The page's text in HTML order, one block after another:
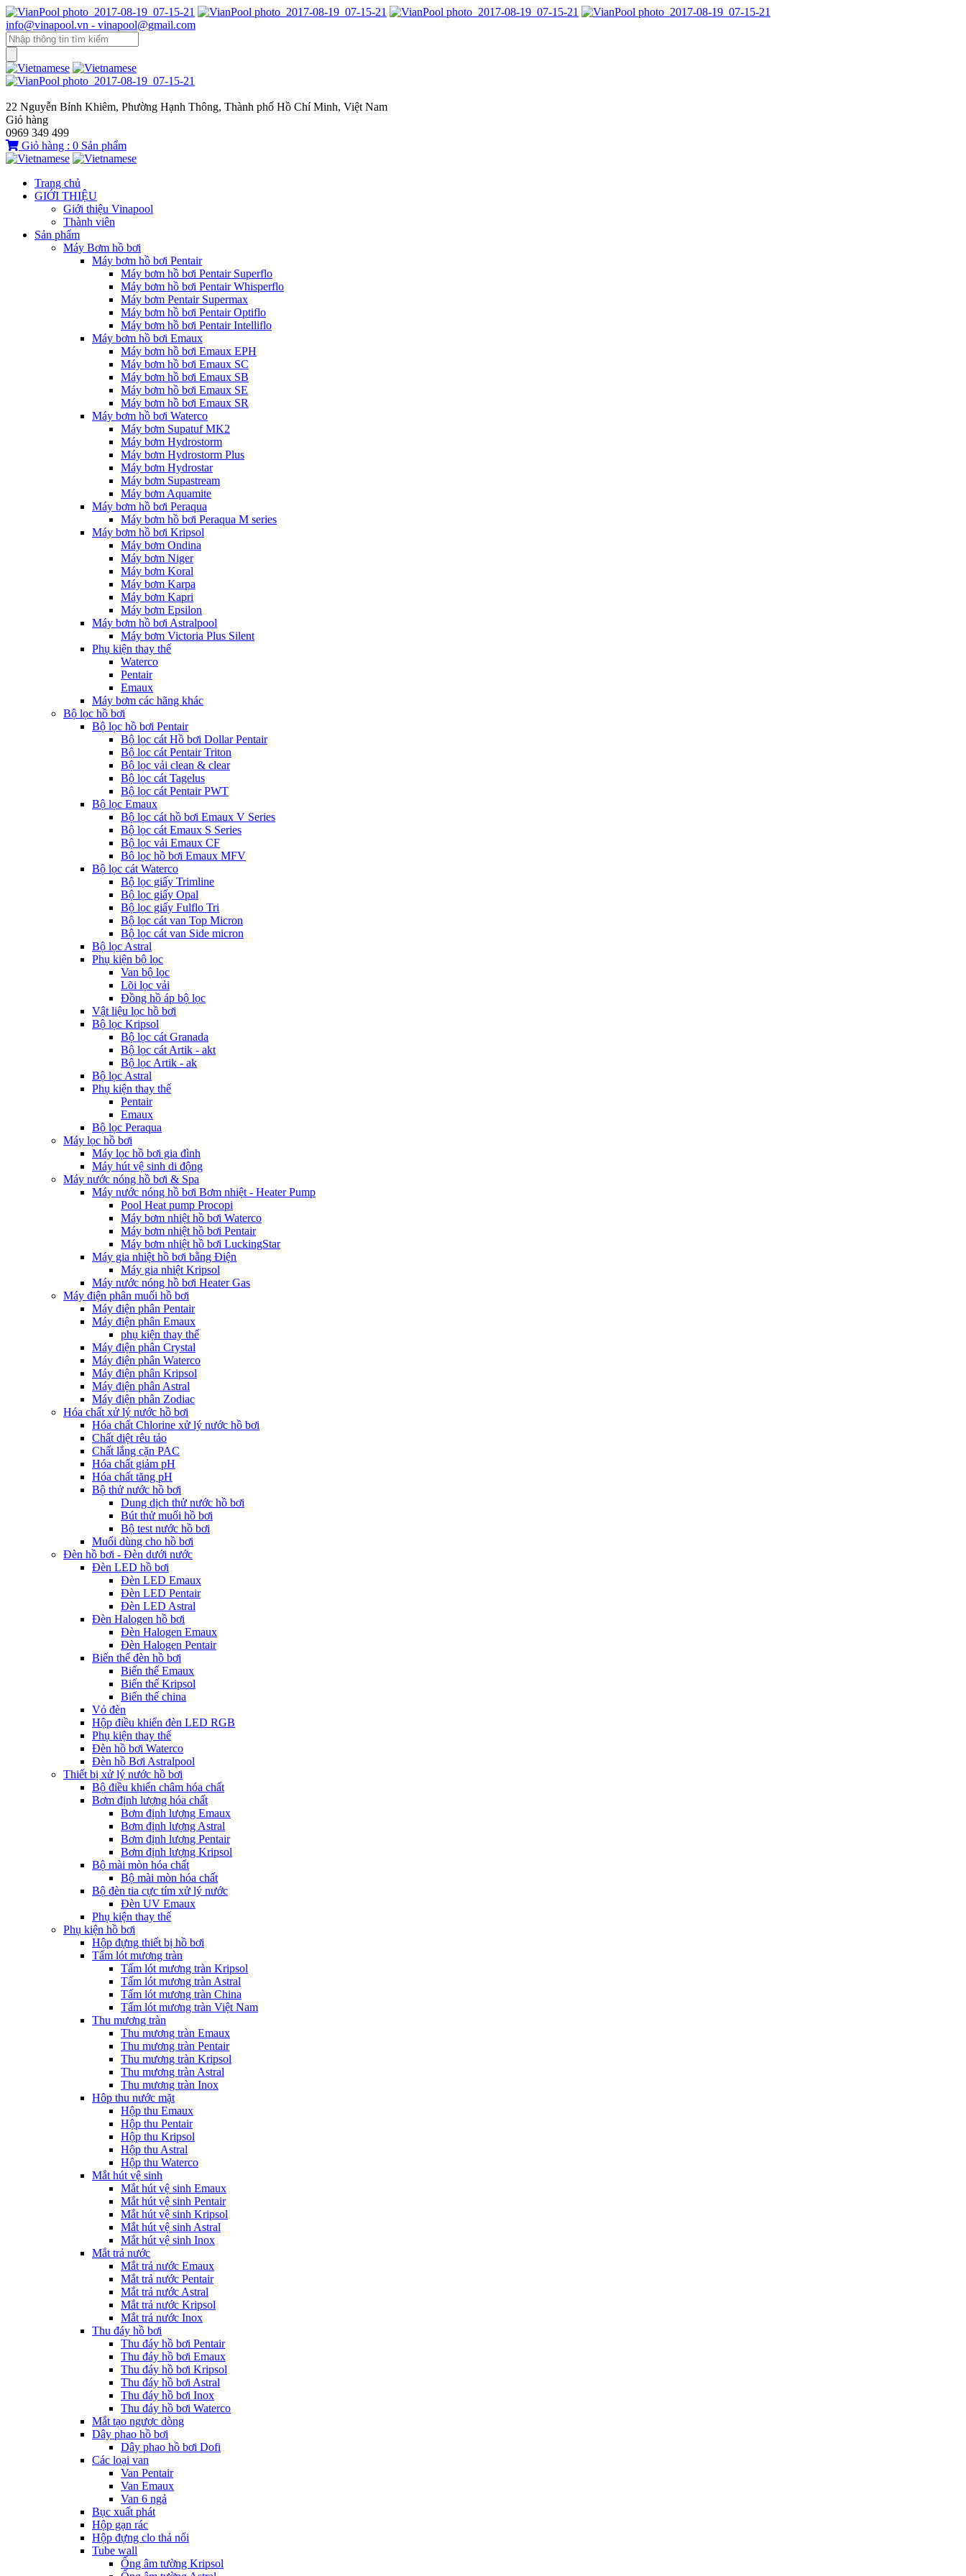
info@vinapool.vn - vinapool@gmail.com
22 Nguyễn Bỉnh Khiêm, Phường Hạnh Thông, Thành phố Hồ Chí Minh, Việt Nam
Giỏ hàng
0969 349 499
Giỏ hàng : 0 Sản phẩm
Trang chủ
GIỚI THIỆU
Giới thiệu Vinapool
Thành viên
Sản phẩm
Máy Bơm hồ bơi
Máy bơm hồ bơi Pentair
Máy bơm hồ bơi Pentair Superflo
Máy bơm hồ bơi Pentair Whisperflo
Máy bơm Pentair Supermax
Máy bơm hồ bơi Pentair Optiflo
Máy bơm hồ bơi Pentair Intelliflo
Máy bơm hồ bơi Emaux
Máy bơm hồ bơi Emaux EPH
Máy bơm hồ bơi Emaux SC
Máy bơm hồ bơi Emaux SB
Máy bơm hồ bơi Emaux SE
Máy bơm hồ bơi Emaux SR
Máy bơm hồ bơi Waterco
Máy bơm Supatuf MK2
Máy bơm Hydrostorm
Máy bơm Hydrostorm Plus
Máy bơm Hydrostar
Máy bơm Supastream
Máy bơm Aquamite
Máy bơm hồ bơi Peraqua
Máy bơm hồ bơi Peraqua M series
Máy bơm hồ bơi Kripsol
Máy bơm Ondina
Máy bơm Niger
Máy bơm Koral
Máy bơm Karpa
Máy bơm Kapri
Máy bơm Epsilon
Máy bơm hồ bơi Astralpool
Máy bơm Victoria Plus Silent
Phụ kiện thay thế
Waterco
Pentair
Emaux
Máy bơm các hãng khác
Bộ lọc hồ bơi
Bộ lọc hồ bơi Pentair
Bộ lọc cát Hồ bơi Dollar Pentair
Bộ lọc cát Pentair Triton
Bộ lọc vải clean & clear
Bộ lọc cát Tagelus
Bộ lọc cát Pentair PWT
Bộ lọc Emaux
Bộ lọc cát hồ bơi Emaux V Series
Bộ lọc cát Emaux S Series
Bộ lọc vải Emaux CF
Bô lọc hồ bơi Emaux MFV
Bộ lọc cát Waterco
Bộ lọc giấy Trimline
Bộ lọc giấy Opal
Bộ lọc giấy Fulflo Tri
Bộ lọc cát van Top Micron
Bộ lọc cát van Side micron
Bộ lọc Astral
Phụ kiện bộ lọc
Van bộ lọc
Lõi lọc vải
Đồng hồ áp bộ lọc
Vật liệu lọc hồ bơi
Bộ lọc Kripsol
Bộ lọc cát Granada
Bộ lọc cát Artik - akt
Bộ lọc Artik - ak
Bộ lọc Astral
Phụ kiện thay thế
Pentair
Emaux
Bộ lọc Peraqua
Máy lọc hồ bơi
Máy lọc hồ bơi gia đình
Máy hút vệ sinh di động
Máy nước nóng hồ bơi & Spa
Máy nước nóng hồ bơi Bơm nhiệt - Heater Pump
Pool Heat pump Procopi
Máy bơm nhiệt hồ bơi Waterco
Máy bơm nhiệt hồ bơi Pentair
Máy bơm nhiệt hồ bơi LuckingStar
Máy gia nhiệt hồ bơi bằng Điện
Máy gia nhiệt Kripsol
Máy nước nóng hồ bơi Heater Gas
Máy điện phân muối hồ bơi
Máy điện phân Pentair
Máy điện phân Emaux
phụ kiện thay thế
Máy điện phân Crystal
Máy điện phân Waterco
Máy điện phân Kripsol
Máy điện phân Astral
Máy điện phân Zodiac
Hóa chất xử lý nước hồ bơi
Hóa chất Chlorine xử lý nước hồ bơi
Chất diệt rêu tảo
Chất lắng cặn PAC
Hóa chất giảm pH
Hóa chất tăng pH
Bộ thử nước hồ bơi
Dung dịch thử nước hồ bơi
Bút thử muối hồ bơi
Bộ test nước hồ bơi
Muối dùng cho hồ bơi
Đèn hồ bơi - Đèn dưới nước
Đèn LED hồ bơi
Đèn LED Emaux
Đèn LED Pentair
Đèn LED Astral
Đèn Halogen hồ bơi
Đèn Halogen Emaux
Đèn Halogen Pentair
Biến thế đèn hồ bơi
Biến thế Emaux
Biến thế Kripsol
Biến thế china
Vỏ đèn
Hộp điều khiển đèn LED RGB
Phụ kiện thay thế
Đèn hồ bơi Waterco
Đèn hồ Bơi Astralpool
Thiết bị xử lý nước hồ bơi
Bộ điều khiển châm hóa chất
Bơm định lượng hóa chất
Bơm định lượng Emaux
Bơm định lượng Astral
Bơm định lượng Pentair
Bơm định lượng Kripsol
Bộ mài mòn hóa chất
Bộ mài mòn hóa chất
Bộ đèn tia cực tím xử lý nước
Đèn UV Emaux
Phụ kiện thay thế
Phụ kiện hồ bơi
Hộp đựng thiết bị hồ bơi
Tấm lót mương tràn
Tấm lót mương tràn Kripsol
Tấm lót mương tràn Astral
Tấm lót mương tràn China
Tấm lót mương tràn Việt Nam
Thu mương tràn
Thu mương tràn Emaux
Thu mương tràn Pentair
Thu mương tràn Kripsol
Thu mương tràn Astral
Thu mương tràn Inox
Hôp thu nước mặt
Hộp thu Emaux
Hộp thu Pentair
Hộp thu Kripsol
Hộp thu Astral
Hộp thu Waterco
Mắt hút vệ sinh
Mắt hút vệ sinh Emaux
Mắt hút vệ sinh Pentair
Mắt hút vệ sinh Kripsol
Mắt hút vệ sinh Astral
Mắt hút vệ sinh Inox
Mắt trả nước
Mắt trả nước Emaux
Mắt trả nước Pentair
Mắt trả nước Astral
Mắt trả nước Kripsol
Mắt trả nước Inox
Thu đáy hồ bơi
Thu đáy hồ bơi Pentair
Thu đáy hồ bơi Emaux
Thu đáy hồ bơi Kripsol
Thu đáy hồ bơi Astral
Thu đáy hồ bơi Inox
Thu đáy hồ bơi Waterco
Mắt tạo ngược dòng
Dây phao hồ bơi
Dây phao hồ bơi Dofi
Các loại van
Van Pentair
Van Emaux
Van 6 ngả
Bục xuất phát
Hộp gạn rác
Hộp đựng clo thả nổi
Tube wall
Ống âm tường Kripsol